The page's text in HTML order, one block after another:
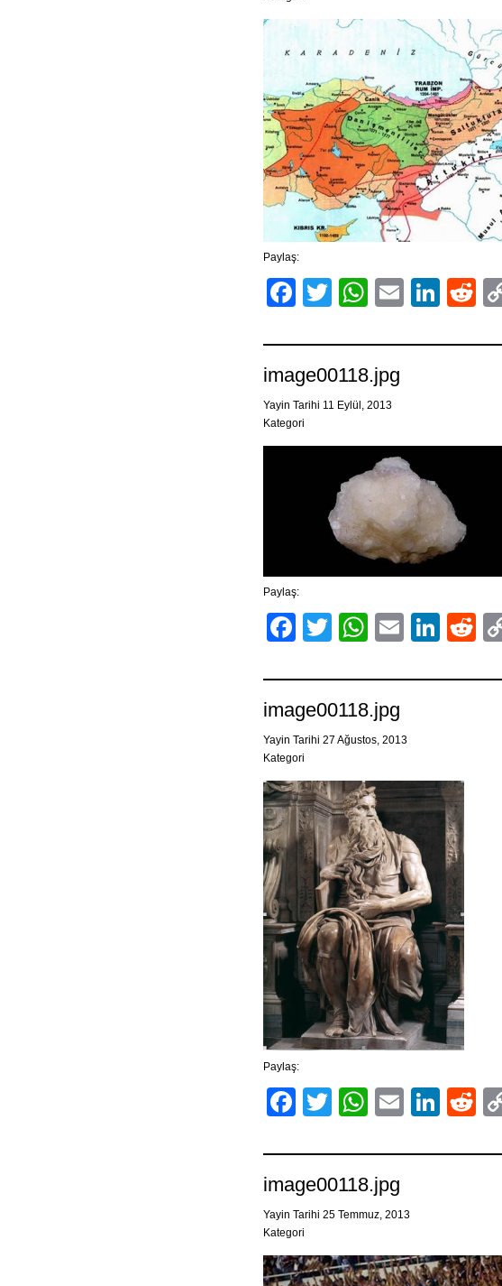
Paylaş:
Facebook
TwitterWhatsApp
Email
image00118.jpg
Yayin Tarihi 11 Eylül, 2013
Kategori
Paylaş:
Facebook
TwitterWhatsApp
Email
image00118.jpg
Yayin Tarihi 27 Ağustos, 2013
Kategori
Paylaş:
Facebook
TwitterWhatsApp
Email
image00118.jpg
Yayin Tarihi 25 Temmuz, 2013
Kategori